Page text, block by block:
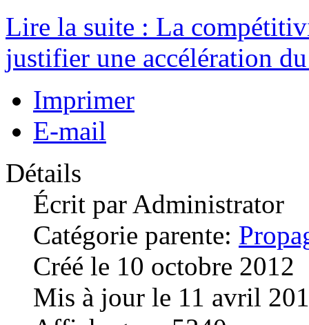
Lire la suite : La
justifier une accélération
Imprimer
E-mail
Détails
Écrit par Administrator
Catégorie parente:
Créé le 10 octobre 2012
Mis à jour le 11 avril